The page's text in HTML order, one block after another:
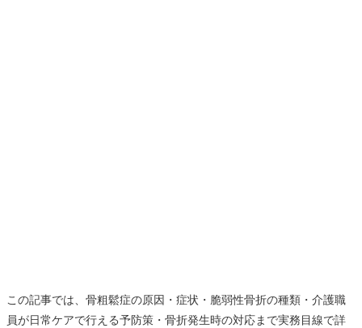
この記事では、骨粗鬆症の原因・症状・脆弱性骨折の種類・介護職
員が日常ケアで行える予防策・骨折発生時の対応まで実務目線で詳